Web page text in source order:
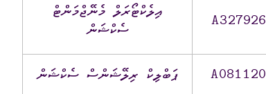
A327926
އިލެކްޓޯރަލް މެނޭޖްމަންޓް
ސެކްޝަން
A081120 ޕަބްލިކް ރިލޭޝަންސް ސެކްޝަން